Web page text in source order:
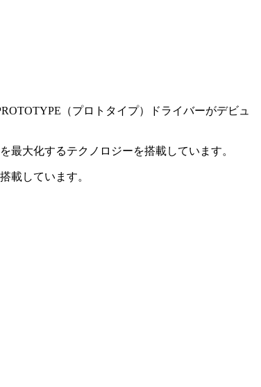
（プロトタイプ）ドライバーがデビュ
大化するテクノロジーを搭載しています。
載しています。